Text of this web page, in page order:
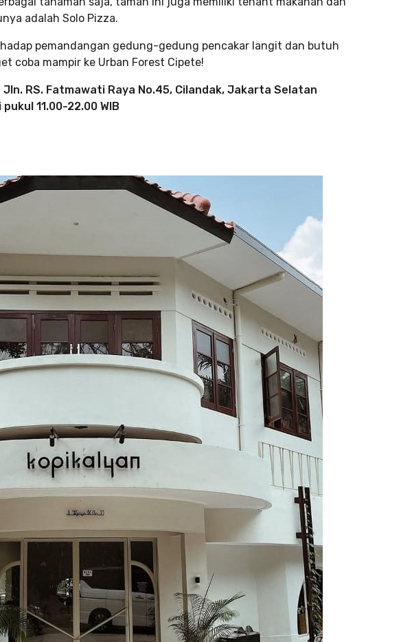
adalah Solo Pizza.
pemandangan gedung-gedung pencakar langit dan butuh
coba mampir ke Urban Forest Cipete!
RS. Fatmawati Raya No.45, Cilandak, Jakarta Selatan
11.00-22.00 WIB